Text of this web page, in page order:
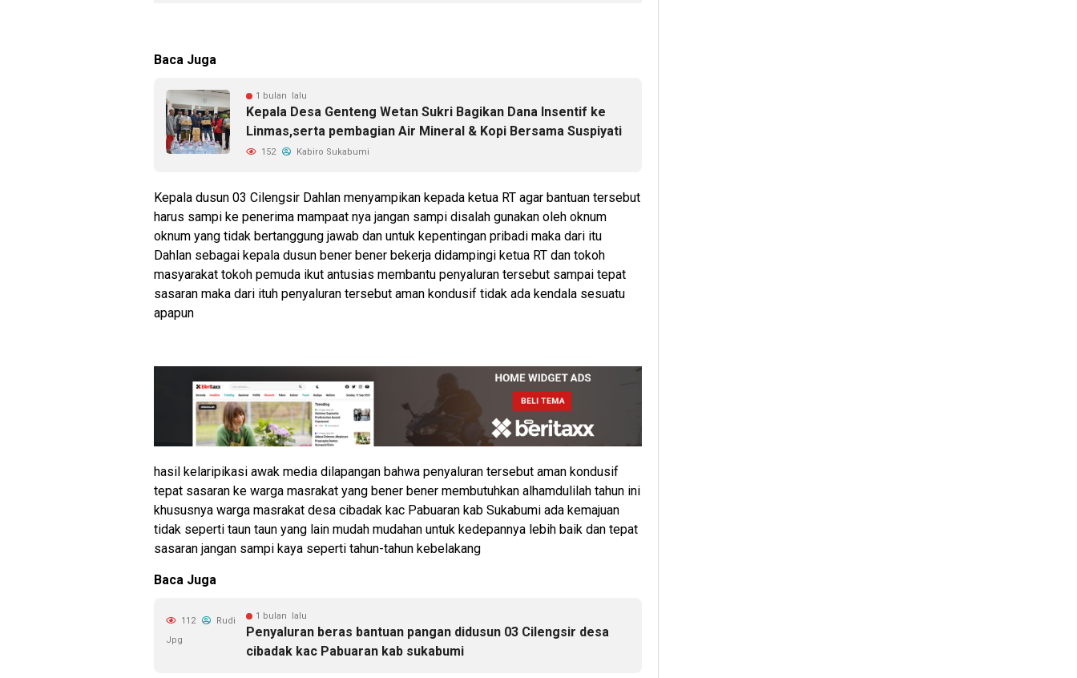
Baca Juga
1 bulan lalu
Kepala Desa Genteng Wetan Sukri Bagikan Dana Insentif ke
Linmas,serta pembagian Air Mineral & Kopi Bersama Suspiyati
152 Kabiro Sukabumi
Kepala dusun 03 Cilengsir Dahlan menyampikan kepada ketua RT agar bantuan tersebut
harus sampi ke penerima mampaat nya jangan sampi disalah gunakan oleh oknum
oknum yang tidak bertanggung jawab dan untuk kepentingan pribadi maka dari itu
Dahlan sebagai kepala dusun bener bener bekerja didampingi ketua RT dan tokoh
masyarakat tokoh pemuda ikut antusias membantu penyaluran tersebut sampai tepat
sasaran maka dari ituh penyaluran tersebut aman kondusif tidak ada kendala sesuatu
apapun
hasil kelaripikasi awak media dilapangan bahwa penyaluran tersebut aman kondusif
tepat sasaran ke warga masrakat yang bener bener membutuhkan alhamdulilah tahun ini
khususnya warga masrakat desa cibadak kac Pabuaran kab Sukabumi ada kemajuan
tidak seperti taun taun yang lain mudah mudahan untuk kedepannya lebih baik dan tepat
sasaran jangan sampi kaya seperti tahun-tahun kebelakang
Baca Juga
1 bulan lalu
Penyaluran beras bantuan pangan didusun 03 Cilengsir desa
cibadak kac Pabuaran kab sukabumi
112
Rudi
Jpg